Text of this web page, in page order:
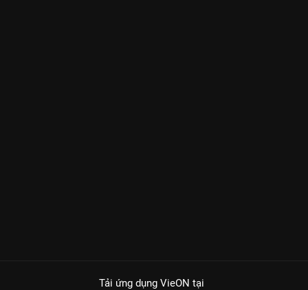
Tải ứng dụng VieON tại